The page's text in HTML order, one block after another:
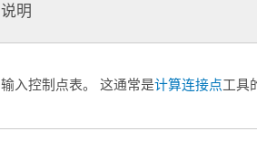
说明
输入控制点表。 这通常是计算连接点工具